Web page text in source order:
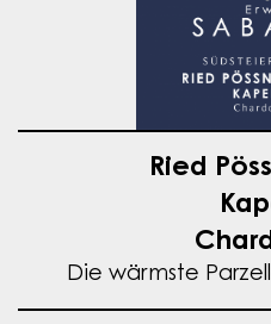
Ried
Die wärmste